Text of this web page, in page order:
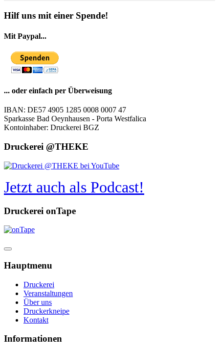
Hilf uns mit einer Spende!
Mit Paypal...
... oder einfach per Überweisung
IBAN: DE57 4905 1285 0008 0007 47
Sparkasse Bad Oeynhausen - Porta Westfalica
Kontoinhaber: Druckerei BGZ
Druckerei @THEKE
Jetzt auch als Podcast!
Druckerei onTape
Hauptmenu
Druckerei
Veranstaltungen
Über uns
Druckerkneipe
Kontakt
Informationen